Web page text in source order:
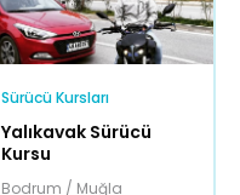
Sürücü Kursları
Yalıkavak Sürücü
Kursu
Bodrum / Muğla